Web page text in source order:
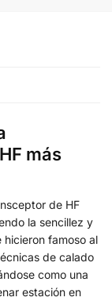
más
de HF
la sencillez y
hicieron famoso al
de calado
como una
estación en